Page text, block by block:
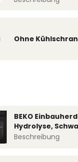
Ohne
BEKO Einbauherd
Hydrolyse,
Beschreibung